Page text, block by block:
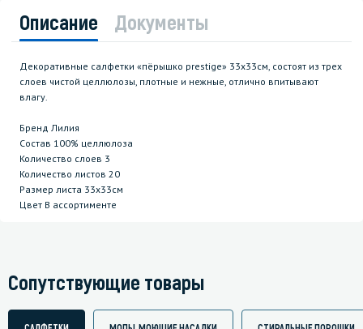
Описание Документы
Декоративные салфетки «пёрышко prestige» 33х33см, состоят из трех
слоев чистой целлюлозы, плотные и нежные, отлично впитывают
влагу.
Бренд Лилия
Состав 100% целлюлоза
Количество слоев 3
Количество листов 20
Размер листа 33х33см
Цвет В ассортименте
Сопутствующие товары